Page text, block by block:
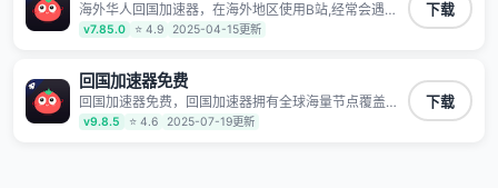
海外华人回国加速器，在海外地区使用B站,经常会遇到B
站地区版权限制/网络IP屏蔽,缓冲卡顿等问题,使用我们
的哔哩哔哩专用回国VPN,可加速解决各类网络问题,一键
服7*24小时服务。
v7.85.0 ⭐ 4.9 2025-04-15更新
下载
回国加速器免费
回国加速器免费，回国加速器拥有全球海量节点覆盖，
运营商专线不卡顿超稳定，专为海外华人和留学生打
造，帮助海外华人免除地域限制，随时高速稳定低延迟
v9.8.5 ⭐ 4.6 2025-07-19更新
下载